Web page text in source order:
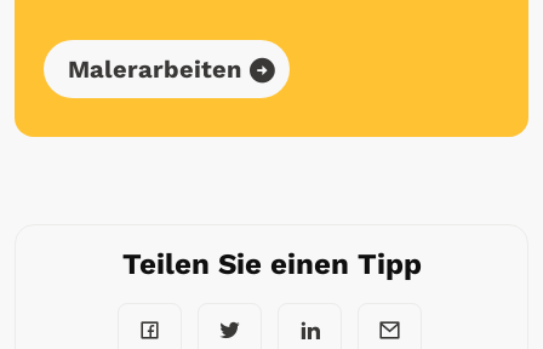
Malerarbeiten
Teilen Sie einen Tipp